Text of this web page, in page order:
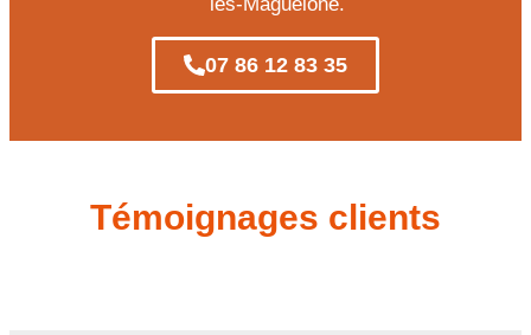
07 86 12 83 35
Témoignages clients